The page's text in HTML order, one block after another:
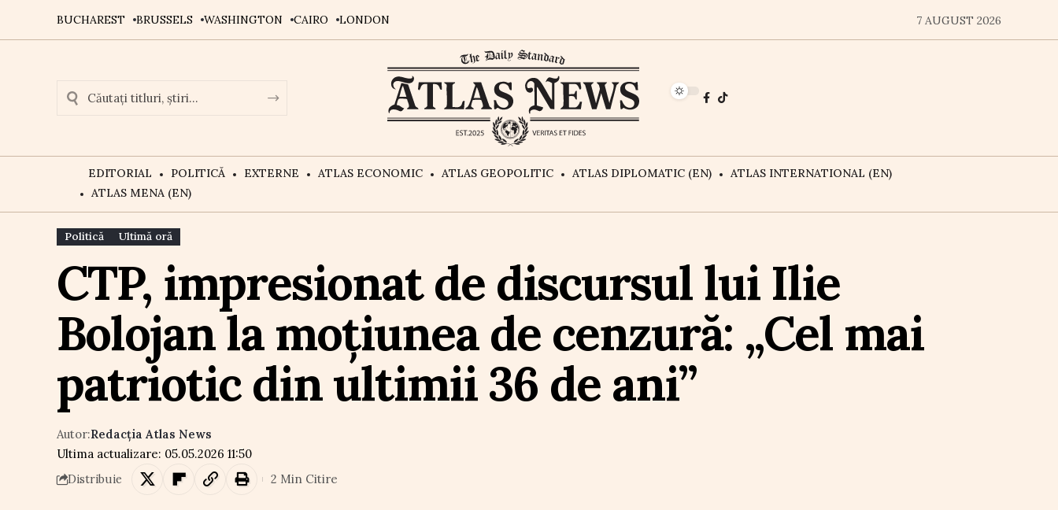
BUCHAREST BRUSSELS WASHINGTON CAIRO LONDON 7 AUGUST 2026
EDITORIAL POLITICĂ EXTERNE ATLAS ECONOMIC ATLAS GEOPOLITIC ATLAS DIPLOMATIC (EN)
ATLAS INTERNATIONAL (EN)
ATLAS MENA (EN)
Politică Ultimă oră
CTP, impresionat de discursul lui Ilie
Bolojan la moțiunea de cenzură: „Cel mai
patriotic din ultimii 36 de ani”
Ultima actualizare: 05.05.2026 11:50
Autor:Redacția Atlas News
Distribuie 2 Min Citire